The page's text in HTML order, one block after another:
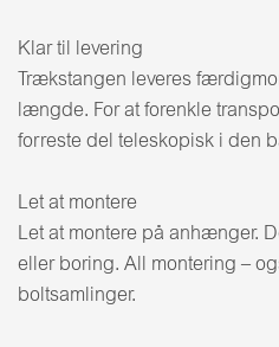
Klar til levering
Trækstangen leveres
længde. For at forenkle
forreste del teleskopisk i den
Let at montere
Let at montere på anhænger.
eller boring. All montering –
boltsamlinger.